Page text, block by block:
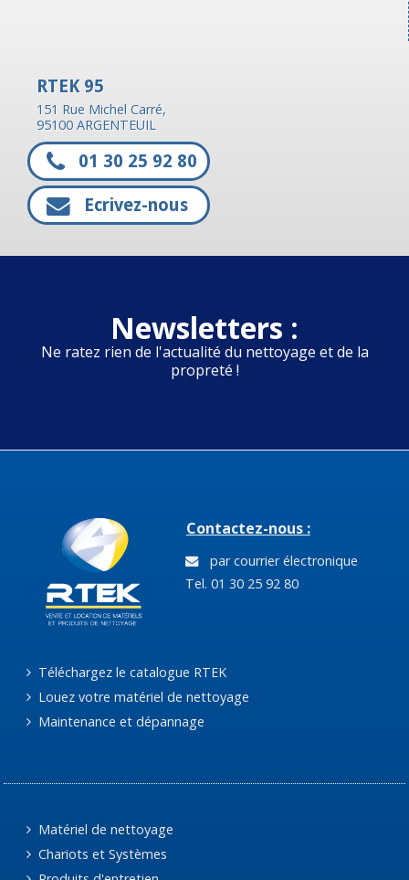
RTEK 95
151 Rue Michel Carré,
95100 ARGENTEUIL
01 30 25 92 80
Ecrivez-nous
Newsletters :
Ne ratez rien de l'actualité du nettoyage et de la
propreté !
Contactez-nous :
par courrier électronique
Tel. 01 30 25 92 80
Téléchargez le catalogue RTEK
Louez votre matériel de nettoyage
Maintenance et dépannage
Matériel de nettoyage
Chariots et Systèmes